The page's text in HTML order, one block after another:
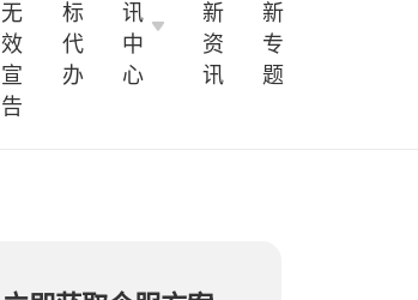
无
效
宣
告
标
代
办
讯
中
心
新
资
讯
新
专
题